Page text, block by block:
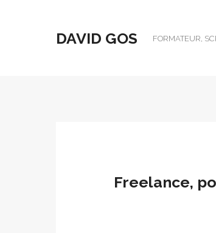
DAVID GOS FORMATEUR,
Freelance,